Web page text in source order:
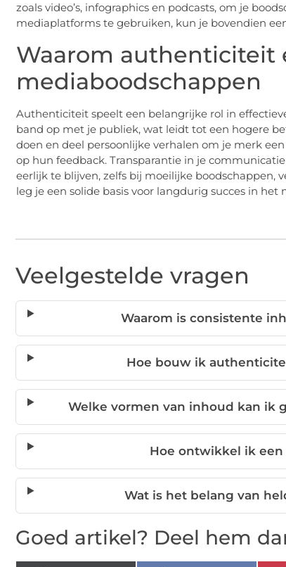
zoals video’s, infographics en podcasts, om je
mediaplatforms te gebruiken, kun je bovendien
Waarom authenticiteit
mediaboodschappen
Authenticiteit speelt een belangrijke rol in
band op met je publiek, wat leidt tot een hogere
doen en deel persoonlijke verhalen om je merk
op hun feedback. Transparantie in je
eerlijk te blijven, zelfs bij moeilijke boodschappen,
leg je een solide basis voor langdurig succes in het
Veelgestelde vragen
Waarom is consistente
Hoe bouw ik
Welke vormen van inhoud kan ik
Hoe ontwikkel ik
Wat is het belang van
Goed artikel? Deel hem